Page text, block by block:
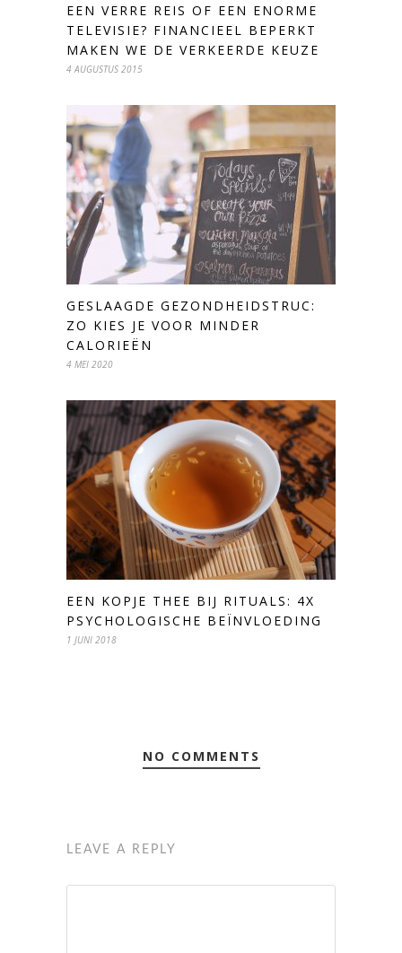
EEN VERRE REIS OF EEN ENORME
TELEVISIE? FINANCIEEL BEPERKT
MAKEN WE DE VERKEERDE KEUZE
4 AUGUSTUS 2015
GESLAAGDE GEZONDHEIDSTRUC:
ZO KIES JE VOOR MINDER
CALORIEËN
4 MEI 2020
EEN KOPJE THEE BIJ RITUALS: 4X
PSYCHOLOGISCHE BEÏNVLOEDING
1 JUNI 2018
NO COMMENTS
LEAVE A REPLY